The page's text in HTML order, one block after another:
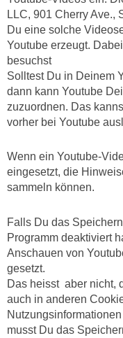
LLC, 901 Cherry Ave.,
Du eine solche
Youtube erzeugt.
besuchst
Solltest Du in Deinem
dann kann Youtube
zuzuordnen. Das
vorher bei Youtube
Wenn ein Youtube-
eingesetzt, die
sammeln können.
Falls Du das
Programm deaktiviert
Anschauen von
gesetzt.
Das heisst aber nicht,
auch in anderen
musst Du das